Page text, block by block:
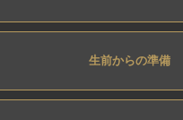
生前からの準備